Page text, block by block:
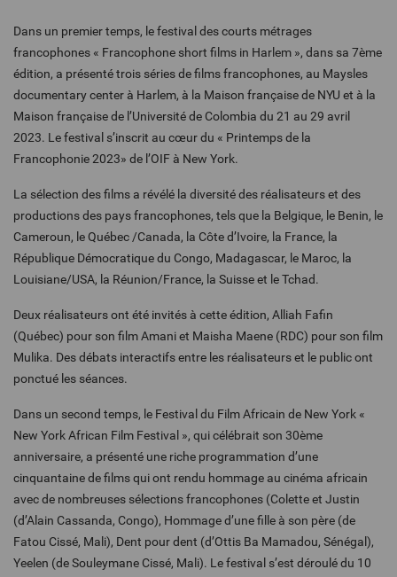
Dans un premier temps, le festival des courts métrages
francophones « Francophone short films in Harlem », dans sa 7ème
édition, a présenté trois séries de films francophones, au Maysles
documentary center à Harlem, à la Maison française de NYU et à la
Maison française de l’Université de Colombia du 21 au 29 avril
2023. Le festival s’inscrit au cœur du « Printemps de la
Francophonie 2023» de l’OIF à New York.
La sélection des films a révélé la diversité des réalisateurs et des
productions des pays francophones, tels que la Belgique, le Benin, le
Cameroun, le Québec /Canada, la Côte d’Ivoire, la France, la
République Démocratique du Congo, Madagascar, le Maroc, la
Louisiane/USA, la Réunion/France, la Suisse et le Tchad.
Deux réalisateurs ont été invités à cette édition, Alliah Fafin
(Québec) pour son film Amani et Maisha Maene (RDC) pour son film
Mulika. Des débats interactifs entre les réalisateurs et le public ont
ponctué les séances.
Dans un second temps, le Festival du Film Africain de New York «
New York African Film Festival », qui célébrait son 30ème
anniversaire, a présenté une riche programmation d’une
cinquantaine de films qui ont rendu hommage au cinéma africain
avec de nombreuses sélections francophones (Colette et Justin
(d’Alain Cassanda, Congo), Hommage d’une fille à son père (de
Fatou Cissé, Mali), Dent pour dent (d’Ottis Ba Mamadou, Sénégal),
Yeelen (de Souleymane Cissé, Mali). Le festival s’est déroulé du 10